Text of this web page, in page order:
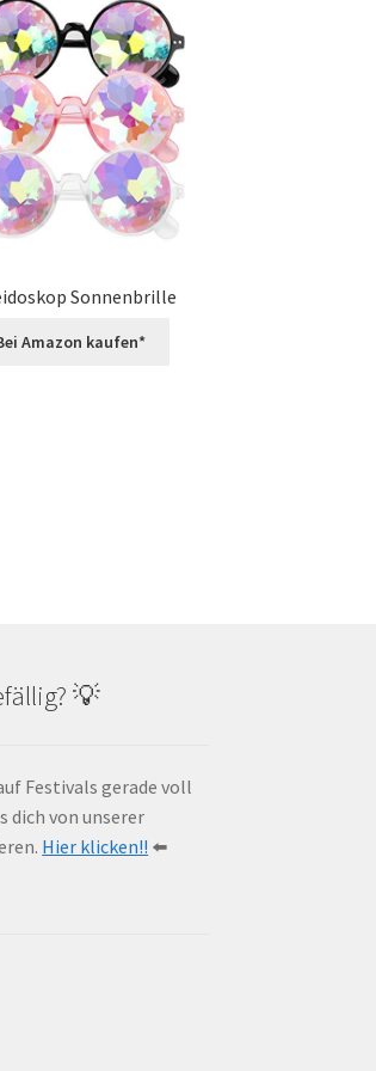
Sonnenbrille
Amazon kaufen*
💡
Festivals gerade voll
dich von unserer
Hier klicken!! ⬅️